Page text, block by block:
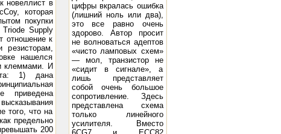
новеллист в
которая
покупки
Triode Supply
отношение к
нашелся
клеммами. И
1) дана
того, что на
предельно
200
цифры вкралась ошибка
(лишний ноль или два),
это все равно очень
здорово. Автор просит
не волноваться адептов
«чисто ламповых схем»
— мол, транзистор не
«сидит в сигнале», а
лишь представляет
собой очень большое
сопротивление. Здесь
представлена схема
только линейного
усилителя. Вместо